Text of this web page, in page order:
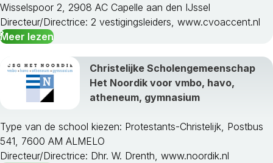
Wisselspoor 2, 2908 AC Capelle aan den IJssel
Directeur/Directrice: 2 vestigingsleiders, www.cvoaccent.nl
Meer lezen
Christelijke Scholengemeenschap
Het Noordik voor vmbo, havo,
atheneum, gymnasium
Type van de school kiezen: Protestants-Christelijk, Postbus
541, 7600 AM ALMELO
Directeur/Directrice: Dhr. W. Drenth, www.noordik.nl